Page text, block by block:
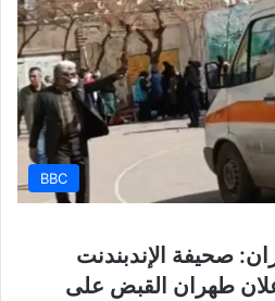
BBC
صحيفة الإندبندنت
طهران القبض على